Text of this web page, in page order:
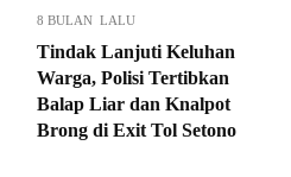
8 BULAN LALU
Tindak Lanjuti Keluhan
Warga, Polisi Tertibkan
Balap Liar dan Knalpot
Brong di Exit Tol Setono